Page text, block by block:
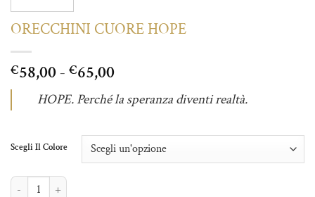
ORECCHINI CUORE HOPE
€58,00- €65,00Fascia
prezzo:
€58,00
a
HOPE. Perché la speranza diventi realtà.
Scegli Il Colore
ORECCHINI CUORE HOPE quantità